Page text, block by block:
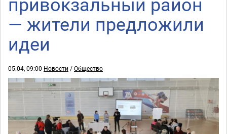
— жители предложили
идеи
05.04, 09:00 Новости /Общество